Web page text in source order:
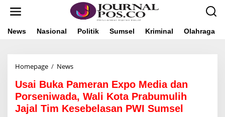
News Nasional Politik Sumsel Kriminal Olahraga
Homepage / News
a
i
B
u
Usai Buka Pameran Expo Media dan
Porseniwada, Wali Kota Prabumulih
Jajal Tim Kesebelasan PWI Sumsel